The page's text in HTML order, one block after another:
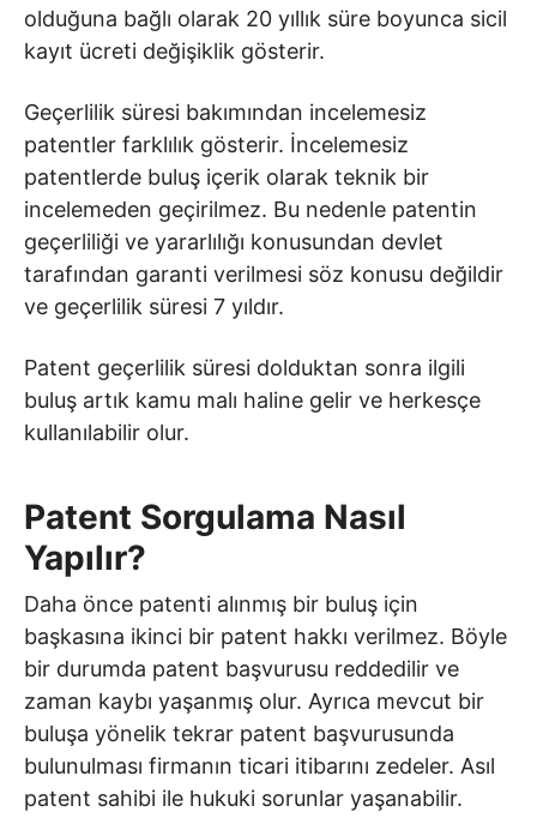
olduğuna bağlı olarak 20 yıllık süre boyunca sicil
kayıt ücreti değişiklik gösterir.
Geçerlilik süresi bakımından incelemesiz
patentler farklılık gösterir. İncelemesiz
patentlerde buluş içerik olarak teknik bir
incelemeden geçirilmez. Bu nedenle patentin
geçerliliği ve yararlılığı konusundan devlet
tarafından garanti verilmesi söz konusu değildir
ve geçerlilik süresi 7 yıldır.
Patent geçerlilik süresi dolduktan sonra ilgili
buluş artık kamu malı haline gelir ve herkesçe
kullanılabilir olur.
Patent Sorgulama Nasıl
Yapılır?
Daha önce patenti alınmış bir buluş için
başkasına ikinci bir patent hakkı verilmez. Böyle
bir durumda patent başvurusu reddedilir ve
zaman kaybı yaşanmış olur. Ayrıca mevcut bir
buluşa yönelik tekrar patent başvurusunda
bulunulması firmanın ticari itibarını zedeler. Asıl
patent sahibi ile hukuki sorunlar yaşanabilir.